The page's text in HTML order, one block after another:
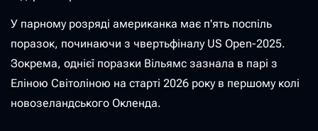
У парному розряді американка має п'ять поспіль
поразок, починаючи з чвертьфіналу US Open-2025.
Зокрема, однієї поразки Вільямс зазнала в парі з
Еліною Світоліною на старті 2026 року в першому колі
новозеландського Окленда.